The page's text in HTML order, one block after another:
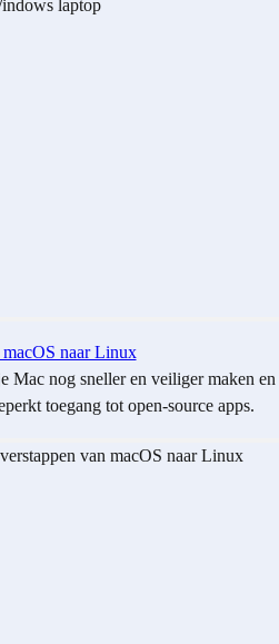
naar Linux
Mac nog sneller en veiliger maken en
toegang tot open-source apps.